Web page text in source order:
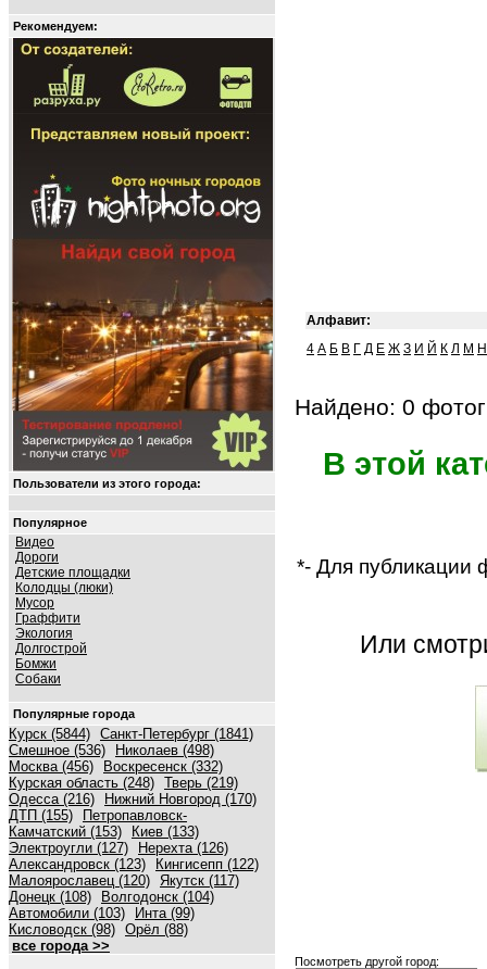
Рекомендуем:
Пользователи из этого города:
Популярное
Видео
Дороги
Детские площадки
Колодцы (люки)
Мусор
Граффити
Экология
Долгострой
Бомжи
Собаки
Популярные города
Курск (5844) Санкт-Петербург (1841)
Смешное (536)
Николаев (498)
Москва (456)
Воскресенск (332)
Курская область (248) Тверь (219)
Одесса (216)
Нижний Новгород (170)
ДТП (155)
Петропавловск-
Камчатский (153)
Киев (133)
Электроугли (127)
Нерехта (126)
Александровск (123)
Кингисепп (122)
Малоярославец (120) Якутск (117)
Донецк (108)
Волгодонск (104)
Автомобили (103)
Инта (99)
Кисловодск (98) Орёл (88)
все города >>
Алфавит:
4 А Б В Г Д Е Ж З И Й К Л М Н
Найдено: 0
В этой
*- Для публикации
Или
Посмотреть другой город: